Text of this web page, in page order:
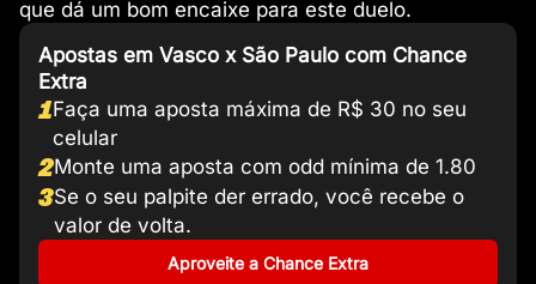
que dá um bom encaixe para este duelo.
Apostas em Vasco x São Paulo com Chance
Extra
1Faça uma aposta máxima de R$ 30 no seu
celular
2Monte uma aposta com odd mínima de 1.80
3Se o seu palpite der errado, você recebe o
valor de volta.
Aproveite a Chance Extra